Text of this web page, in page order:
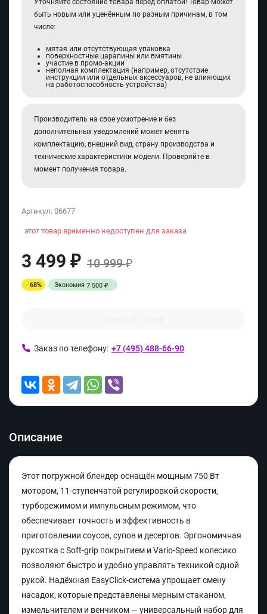
Уточняйте состояние товара перед оплатой! Товар может
быть новым или уценённым по разным причинам, в том
числе:
мятая или отсутствующая упаковка
поверхностные царапины или вмятины
участие в промо-акции
неполная комплектация (например, отсутствие
инструкции или отдельных аксессуаров, не влияющих
на работоспособность устройства)
Производитель на свое усмотрение и без
дополнительных уведомлений может менять
комплектацию, внешний вид, страну производства и
технические характеристики модели. Проверяйте в
момент получения товара.
Артикул: 06677
этот товар временно недоступен для заказа
3 499 ₽ 10 999₽
- 68% Экономия 7 500 ₽
Заказ по телефону: +7 (495) 488-66-90
Описание
Этот погружной блендер оснащён мощным 750 Вт
мотором, 11-ступенчатой регулировкой скорости,
турборежимом и импульсным режимом, что
обеспечивает точность и эффективность в
приготовлении соусов, супов и десертов. Эргономичная
рукоятка с Soft-grip покрытием и Vario-Speed колесико
позволяют быстро и удобно управлять техникой одной
рукой. Надёжная EasyClick-система упрощает смену
насадок, которые представлены мерным стаканом,
измельчителем и венчиком — универсальный набор для